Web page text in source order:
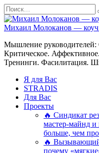
Перейти
к
содержанию
Search
for:
Михаил Молоканов — коуч
Мышление руководителей:
Критическое.
Тренинги. Фасилитация.
Я для Вас
STRADIS
Для Вас
Проекты
🔥 Синдикат
мастер-майнд
больше, чем
🔥
почему